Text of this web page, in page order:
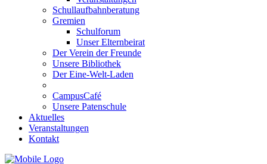
Schullaufbahnberatung
Gremien
Schulforum
Unser Elternbeirat
Der Verein der Freunde
Unsere Bibliothek
Der Eine-Welt-Laden
CampusCafé
Unsere Patenschule
Aktuelles
Veranstaltungen
Kontakt